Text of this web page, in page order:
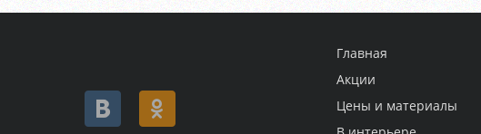
Главная
Акции
Цены и материалы